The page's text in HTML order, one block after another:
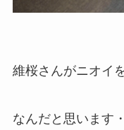
維桜さんがニオイ
なんだと思います